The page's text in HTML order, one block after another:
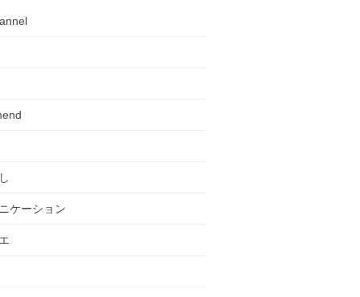
ケーション